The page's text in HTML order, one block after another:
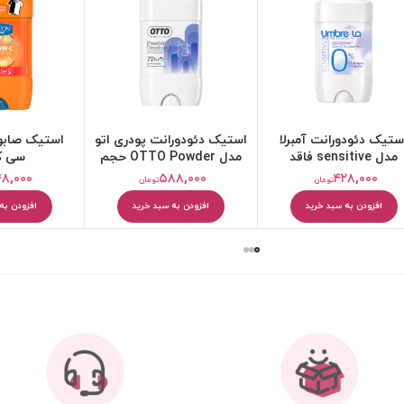
استیک دئودورانت پودری اتو
مدل OTTO Powder حجم
40 میلی لیتر
۵۸۸,۰۰۰
افزودن به سبد خرید
استیک صابونی ویتامین
سی کامان
۴۴۸,۰۰۰
افزودن به سبد خرید